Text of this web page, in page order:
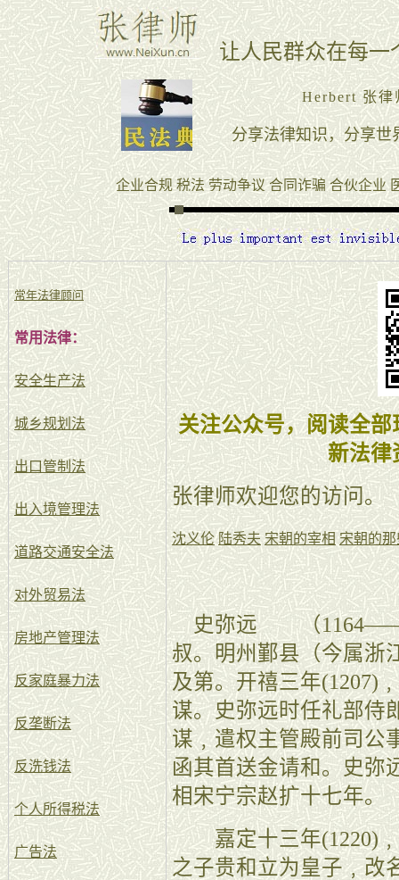
常年法律顾问
常用法律：
安全生产法
城乡规划法
出口管制法
出入境管理法
道路交通安全法
对外贸易法
房地产管理法
反家庭暴力法
反垄断法
反洗钱法
个人所得税法
广告法
关注公众号，阅读全
新法律
张律师欢迎您的访问。
沈义伦 陆秀夫 宋朝的宰相 宋朝的
史弥远 （
叔。明州鄞县（今属浙
及第。开禧三年
谋。史弥远时任礼部侍
谋﹐遣权主管殿前司公
函其首送金请和。史弥
相宋宁宗赵扩十七年。
嘉定十三年(1220)﹐
之子贵和立为皇子﹐改